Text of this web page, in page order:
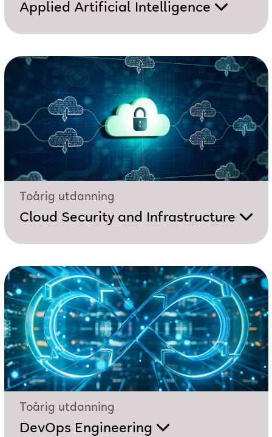
Applied Artificial Intelligence
Toårig utdanning
Cloud Security and Infrastructure
Toårig utdanning
DevOps Engineering